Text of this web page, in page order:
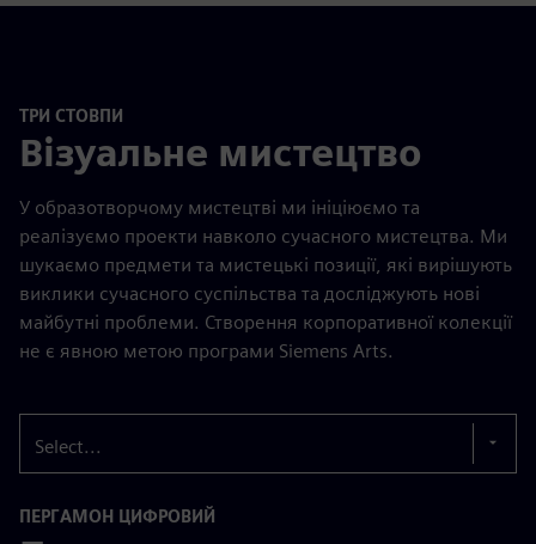
ТРИ СТОВПИ
Візуальне мистецтво
У образотворчому мистецтві ми ініціюємо та
реалізуємо проекти навколо сучасного мистецтва. Ми
шукаємо предмети та мистецькі позиції, які вирішують
виклики сучасного суспільства та досліджують нові
майбутні проблеми. Створення корпоративної колекції
не є явною метою програми Siemens Arts.
Select...
ПЕРГАМОН ЦИФРОВИЙ